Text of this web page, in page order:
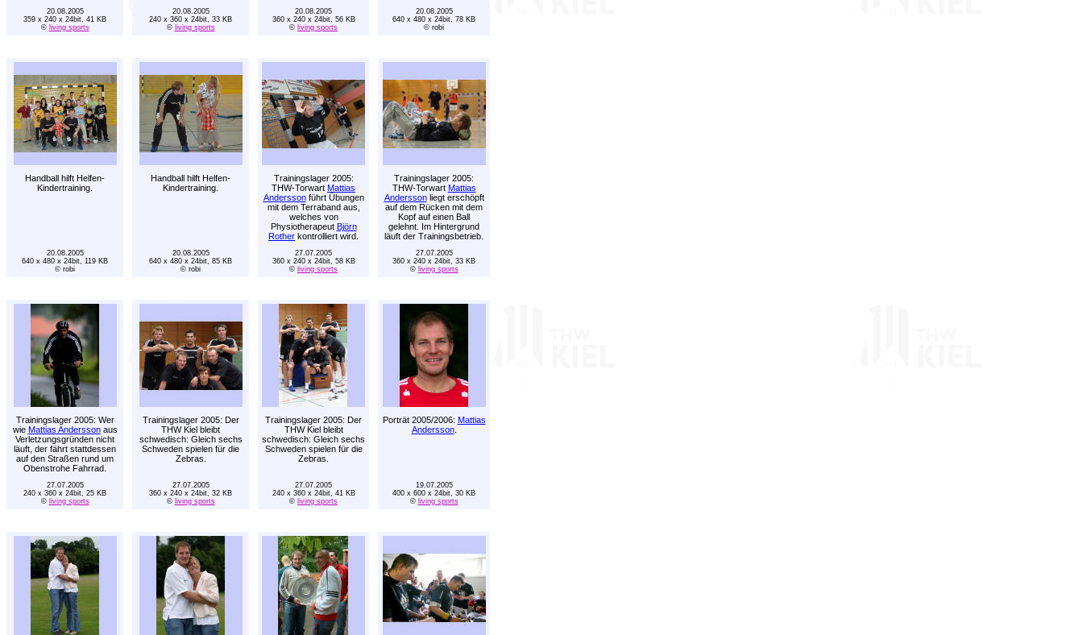
20.08.2005
359 x 240 x 24bit, 41 KB
© living sports
20.08.2005
240 x 360 x 24bit, 33 KB
© living sports
20.08.2005
360 x 240 x 24bit, 56 KB
© living sports
20.08.2005
640 x 480 x 24bit, 78 KB
© robi
Handball hilft Helfen-
Kindertraining.
Handball hilft Helfen-
Kindertraining.
Trainingslager 2005:
THW-Torwart Mattias
Anderssonführt Übungen
mit dem Terraband aus,
welches von
Physiotherapeut Björn
Rother kontrolliert wird.
Trainingslager 2005:
THW-Torwart Mattias
Anderssonliegt erschöpft
auf dem Rücken mit dem
Kopf auf einen Ball
gelehnt. Im Hintergrund
läuft der Trainingsbetrieb.
20.08.2005
640 x 480 x 24bit, 119 KB
© robi
20.08.2005
640 x 480 x 24bit, 85 KB
© robi
27.07.2005
360 x 240 x 24bit, 58 KB
© living sports
27.07.2005
360 x 240 x 24bit, 33 KB
© living sports
Trainingslager 2005: Wer
wie Mattias Anderssonaus
Verletzungsgründen nicht
läuft, der fährt stattdessen
auf den Straßen rund um
Obenstrohe Fahrrad.
Trainingslager 2005: Der
THW Kiel bleibt
schwedisch: Gleich sechs
Schweden spielen für die
Zebras.
Trainingslager 2005: Der
THW Kiel bleibt
schwedisch: Gleich sechs
Schweden spielen für die
Zebras.
Porträt 2005/2006: Mattias
Andersson.
27.07.2005
240 x 360 x 24bit, 25 KB
© living sports
27.07.2005
360 x 240 x 24bit, 32 KB
© living sports
27.07.2005
240 x 360 x 24bit, 41 KB
© living sports
19.07.2005
400 x 600 x 24bit, 30 KB
© living sports